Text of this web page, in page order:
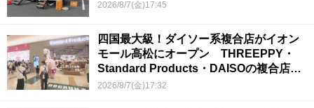
2026/8/7(金)17:45
四国最大級！ダイソー系複合店がイオン
モール高松にオープン THREEPPY・
Standard Products・DAISOの複合店は
香川県初
2026/8/7(金)17:32